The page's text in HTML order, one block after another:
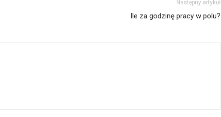
Następny artykuł
Ile za godzinę pracy w polu?